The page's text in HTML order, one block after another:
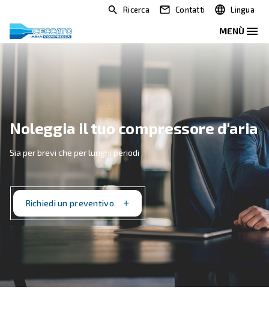
Ricerca Contatti
Noleggia il tuo
Sia per brevi che per lunghi periodi
Richiedi un preventivo